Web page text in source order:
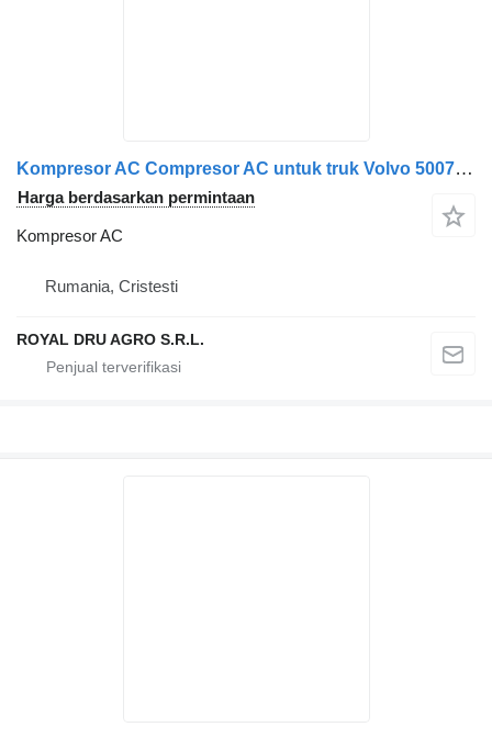
Kompresor AC Compresor AC untuk truk Volvo 50070400
Harga berdasarkan permintaan
Kompresor AC
Rumania, Cristesti
ROYAL DRU AGRO S.R.L.